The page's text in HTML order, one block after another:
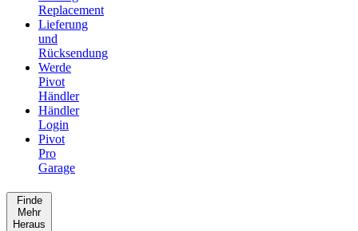
Replacement
Lieferung
und
Rücksendung
Werde
Pivot
Händler
Händler
Login
Pivot
Pro
Garage
Finde
Mehr
Heraus